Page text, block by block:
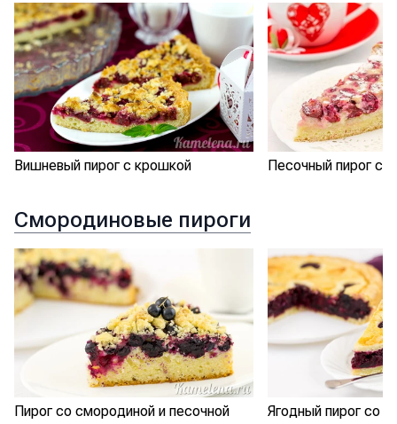
Вишневый пирог с крошкой Песочный пирог с
Смородиновые пироги
Пирог со смородиной и песочной Ягодный пирог со